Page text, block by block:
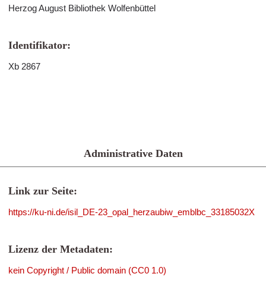
Herzog August Bibliothek Wolfenbüttel
Identifikator:
Xb 2867
Administrative Daten
Link zur Seite:
https://ku-ni.de/isil_DE-23_opal_herzaubiw_emblbc_33185032X
Lizenz der Metadaten:
kein Copyright / Public domain (CC0 1.0)